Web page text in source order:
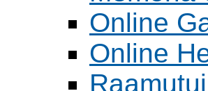
Online
Online